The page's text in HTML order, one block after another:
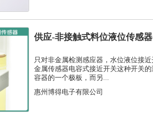
供应-非接触式料位液位传感
开关
只对非金属检测感应器，水位液位接
金属传感器电容式接近开关这种开关
容器的一个极板，而另...
惠州博得电子有限公司